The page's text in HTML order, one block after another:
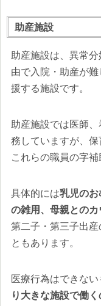
助産施設
助産施設は、異常
由で入院・助産が
援する施設です。
助産施設では医師
務していますが、保
これらの職員の字補
具体的には乳児のお
の雑用、母親との
第二子・第三子出
ともあります。
医療行為はできない
り大きな施設で働